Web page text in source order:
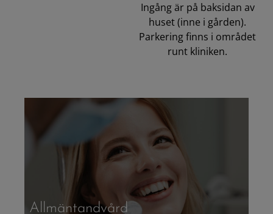
Ingång är på baksidan av
huset (inne i gården).
Parkering finns i området
runt kliniken.
Allmäntandvård